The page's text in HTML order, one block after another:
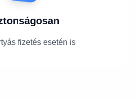
fizetés esetén is